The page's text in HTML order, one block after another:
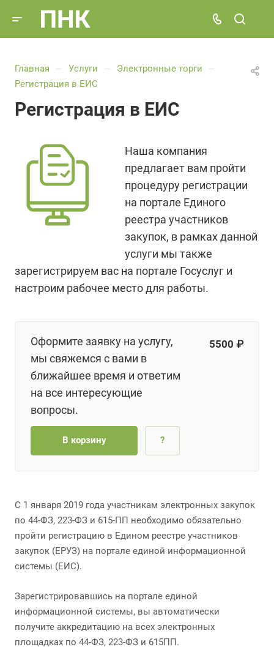
Главная — Услуги — Электронные торги
—
Регистрация в ЕИС
Регистрация в ЕИС
Наша компания
предлагает вам пройти
процедуру регистрации
на портале Единого
реестра участников
закупок, в рамках данной
услуги мы также
зарегистрируем вас на портале Госуслуг и
настроим рабочее место для работы.
Оформите заявку на услугу,
мы свяжемся с вами в
ближайшее время и ответим
на все интересующие
вопросы.
5500 ₽
В корзину ?
С 1 января 2019 года участникам электронных закупок
по 44-ФЗ, 223-ФЗ и 615-ПП необходимо обязательно
пройти регистрацию в Едином реестре участников
закупок (ЕРУЗ) на портале единой информационной
системы (ЕИС).
Зарегистрировавшись на портале единой
информационной системы, вы автоматически
получите аккредитацию на всех электронных
площадках по 44-ФЗ, 223-ФЗ и 615ПП.